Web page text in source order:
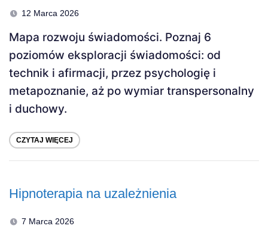
12 Marca 2026
Mapa rozwoju świadomości. Poznaj 6
poziomów eksploracji świadomości: od
technik i afirmacji, przez psychologię i
metapoznanie, aż po wymiar transpersonalny
i duchowy.
CZYTAJ WIĘCEJ
Hipnoterapia na uzależnienia
7 Marca 2026